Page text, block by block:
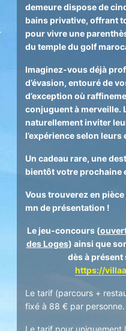
demeure dispose de
bains privative, offrant
pour vivre une
du temple du golf
Imaginez-vous déjà
d’évasion, entouré de
d’exception où
conjuguent à merveille.
naturellement inviter
l’expérience selon leurs
Un cadeau rare, une
bientôt votre prochaine
Vous trouverez en
mn de présentation !
Le jeu-concours (
des Loges) ainsi que
dès à présent
https://
Le tarif (parcours +
fixé à 88 € par personne.